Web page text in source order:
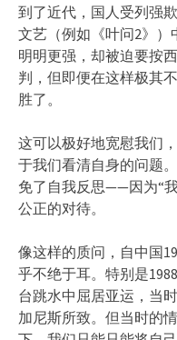
到了近代，国人受列强
文艺（例如《叶问2》）
明明更强，却被迫要按
判，但即便在这样极其
胜了。
这可以极好地宽慰我们
于我们看清自身的问题
免了自我反思——因为“
公正的对待。
像这样的质问，自中国
乎不绝于耳。特别是
台跳水中屈居亚运，当
加尼斯所致。但当时的